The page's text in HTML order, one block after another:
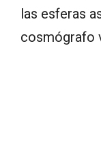
las esferas
cosmógrafo